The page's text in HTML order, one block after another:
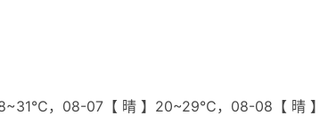
，08-07【 晴 】20~29℃，08-08【 晴 】